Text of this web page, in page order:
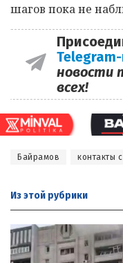
шагов пока не
новости
всех!
Байрамов контакты
Из этой рубрики